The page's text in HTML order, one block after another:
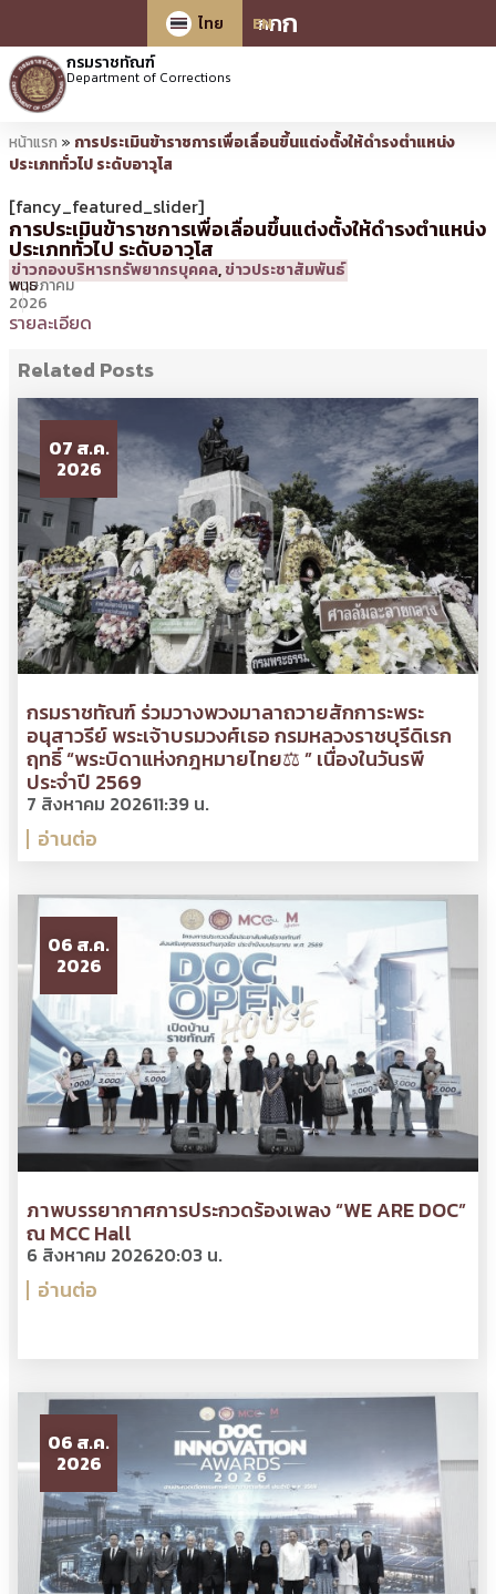
กกก
ไทย
EN
กรมราชทัณฑ์
Department of Corrections
หน้าแรก » การประเมินข้าราชการเพื่อเลื่อนขึ้นแต่งตั้งให้ดำรงตำแหน่ง
ประเภททั่วไป ระดับอาวุโส
[fancy_featured_slider]
การประเมินข้าราชการเพื่อเลื่อนขึ้นแต่งตั้งให้ดำรงตำแหน่ง
ประเภททั่วไป ระดับอาวุโส
8
พฤษภาคม
2026
17:13 น.
โดย
วิมล
พันธ์
ข่าวกองบริหารทรัพยากรบุคคล,ข่าวประชาสัมพันธ์
รายละเอียด
Related Posts
07 ส.ค.
2026
กรมราชทัณฑ์ ร่วมวางพวงมาลาถวายสักการะพระ
อนุสาวรีย์ พระเจ้าบรมวงศ์เธอ กรมหลวงราชบุรีดิเรก
ฤทธิ์ “พระบิดาแห่งกฎหมายไทย⚖ ” เนื่องในวันรพี
ประจำปี 2569
7 สิงหาคม 202611:39 น.
อ่านต่อ
06 ส.ค.
2026
ภาพบรรยากาศการประกวดร้องเพลง “WE ARE DOC”
ณ MCC Hall
6 สิงหาคม 202620:03 น.
อ่านต่อ
06 ส.ค.
2026